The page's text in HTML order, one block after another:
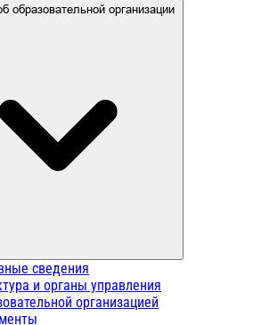
образовательной организации
сведения
и органы управления
организацией